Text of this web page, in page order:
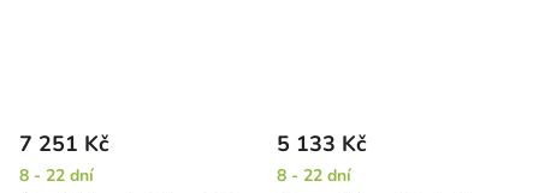
7 251 Kč
8 - 22 dní
5 133 Kč
8 - 22 dní